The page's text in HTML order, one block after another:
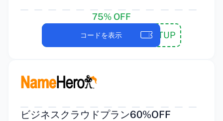
75% OFF
NHSTARTUP
コードを表示
ビジネスクラウドプラン60%OFF